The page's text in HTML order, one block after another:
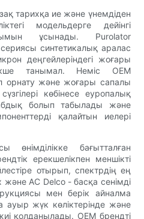
тарихқа ие және үнемдіден
модельдерге дейінгі
ұсынады. Purolator
синтетикалық аралас
деңгейлеріндегі жоғары
танымал. Неміс OEM
орнату және жоғары сапалы
көбінесе еуропалық
болып табылады және
қалайтын иелері
өнімділікке бағытталған
ерекшелікпен меншікті
отырып, спектрдің ең
және AC Delco - басқа сенімді
мен берік айналма
жүк көліктерінде және
қолданылады. OEM брендті